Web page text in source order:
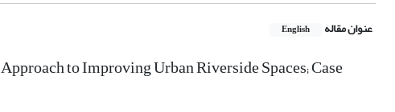
عنوان مقاله English
to Improving Urban Riverside Spaces; Case